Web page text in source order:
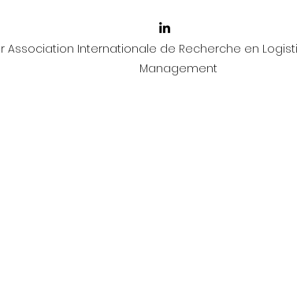
Association Internationale de Recherche en
Management